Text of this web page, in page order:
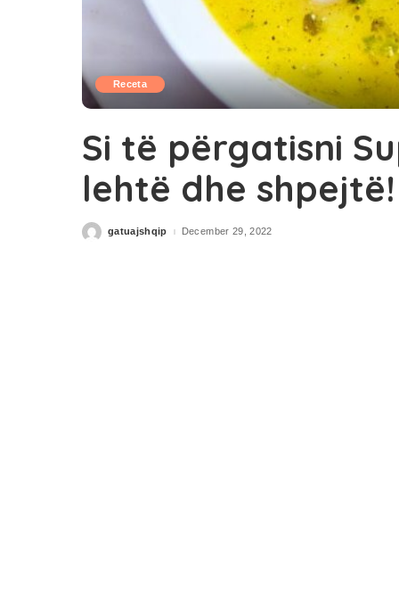
Receta
Si të përgatisni
lehtë dhe shpejtë!
Postedgatuajshqip December 29, 2022